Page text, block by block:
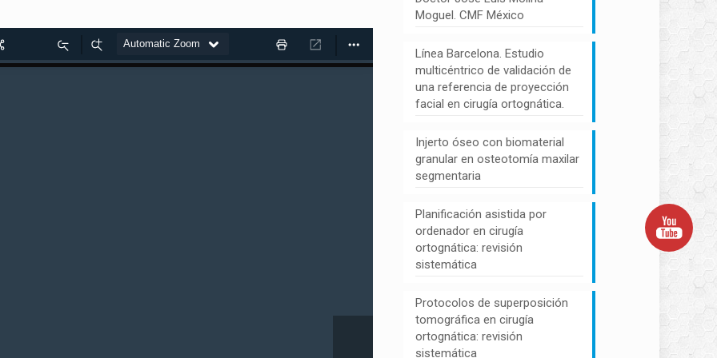
Moguel. CMF México
Línea Barcelona. Estudio
multicéntrico de validación de
una referencia de proyección
facial en cirugía ortognática.
Injerto óseo con biomaterial
granular en osteotomía maxilar
segmentaria
Planificación asistida por
ordenador en cirugía
ortognática: revisión
sistemática
Protocolos de superposición
tomográfica en cirugía
ortognática: revisión
sistemática